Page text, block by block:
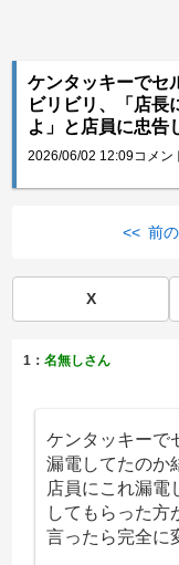
ケンタッキーでセ
ビリビリ、「店長
よ」と店員に忠
2026/06/02 12:09コメン
<< 前
X
1：名無しさん
ケンタッキーで
漏電してたのか
店員にこれ漏電
してもらった方
言ったら完全に